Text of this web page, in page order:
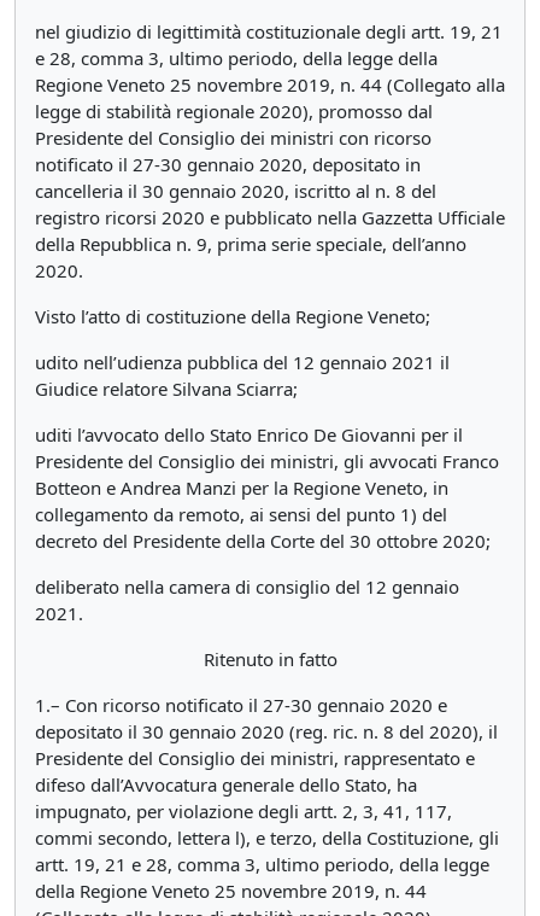
nel giudizio di legittimità costituzionale degli artt. 19, 21
e 28, comma 3, ultimo periodo, della legge della
Regione Veneto 25 novembre 2019, n. 44 (Collegato alla
legge di stabilità regionale 2020), promosso dal
Presidente del Consiglio dei ministri con ricorso
notificato il 27-30 gennaio 2020, depositato in
cancelleria il 30 gennaio 2020, iscritto al n. 8 del
registro ricorsi 2020 e pubblicato nella Gazzetta Ufficiale
della Repubblica n. 9, prima serie speciale, dell’anno
2020.
Visto l’atto di costituzione della Regione Veneto;
udito nell’udienza pubblica del 12 gennaio 2021 il
Giudice relatore Silvana Sciarra;
uditi l’avvocato dello Stato Enrico De Giovanni per il
Presidente del Consiglio dei ministri, gli avvocati Franco
Botteon e Andrea Manzi per la Regione Veneto, in
collegamento da remoto, ai sensi del punto 1) del
decreto del Presidente della Corte del 30 ottobre 2020;
deliberato nella camera di consiglio del 12 gennaio
2021.
Ritenuto in fatto
1.– Con ricorso notificato il 27-30 gennaio 2020 e
depositato il 30 gennaio 2020 (reg. ric. n. 8 del 2020), il
Presidente del Consiglio dei ministri, rappresentato e
difeso dall’Avvocatura generale dello Stato, ha
impugnato, per violazione degli artt. 2, 3, 41, 117,
commi secondo, lettera l), e terzo, della Costituzione, gli
artt. 19, 21 e 28, comma 3, ultimo periodo, della legge
della Regione Veneto 25 novembre 2019, n. 44